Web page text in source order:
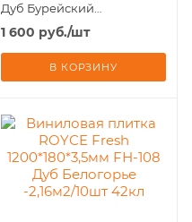
Дуб Бурейский
-2,16м2/10шт 42кл
1 600 руб./шт
В КОРЗИНУ